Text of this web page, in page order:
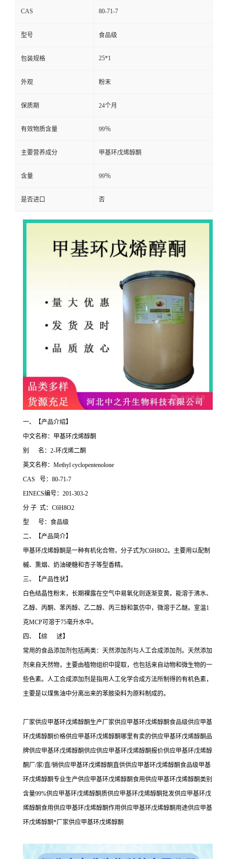
CAS 80-71-7
型号 食品级
包装规格 25*1
外观 粉末
保质期 24个月
有效物质含量 99％
主要营养成分 甲基环戊烯醇酮
含量 99％
是否进口 否
一、【产品介绍】
中文名称：甲基环戊烯醇酮
别 名：2-环戊烯二酮
英文名称：Methyl cyclopentenolone
CAS 号：80-71-7
EINECS编号：201-303-2
分 子 式：C6H8O2
型 号：食品级
二、【产品简介】
甲基环戊烯醇酮是一种有机化合物，分子式为C6H8O2。主要用以配制
槭、熏烟、奶油硬糖和杏子等型香精。
三、【产品性状】
白色结晶性粉末，长期裸露在空气中易氧化则逐渐变黄。能溶于沸水、
乙醇、丙酮、苯丙醇、乙二醇、丙三醇和氯仿中，微溶于乙醚。室温1
克MCP可溶于75毫升水中。
四、【综 述】
常用的食品添加剂包括两类：天然添加剂与人工合成添加剂。天然添加
剂来自天然物，主要由植物组织中提取，也包括来自动物和微生物的一
些色素。人工合成添加剂是指用人工化学合成方法所制得的有机色素，
主要是以煤焦油中分离出来的苯胺染料为原料制成的。
厂家供应甲基环戊烯醇酮生产厂家供应甲基环戊烯醇酮食品级供应甲基
环戊烯醇酮价格供应甲基环戊烯醇酮哪里有卖的供应甲基环戊烯醇酮品
牌供应甲基环戊烯醇酮供应供应甲基环戊烯醇酮报价供应甲基环戊烯醇
酮厂/家/直/销供应甲基环戊烯醇酮直供供应甲基环戊烯醇酮食品级甲基
环戊烯醇酮专业生产供应甲基环戊烯醇酮食用供应甲基环戊烯醇酮类别
含量99%供应甲基环戊烯醇酮质供应甲基环戊烯醇酮批发供应甲基环戊
烯醇酮食用供应甲基环戊烯醇酮作用供应甲基环戊烯醇酮用途供应甲基
环戊烯醇酮*厂家供应甲基环戊烯醇酮